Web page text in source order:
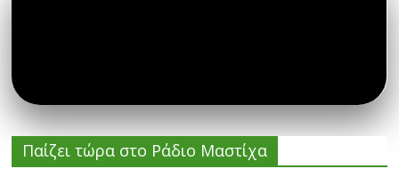
Παίζει τώρα στο Ράδιο Μαστίχα